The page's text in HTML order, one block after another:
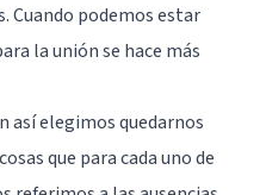
Cuando podemos estar
la unión se hace más
así elegimos quedarnos
que para cada uno de